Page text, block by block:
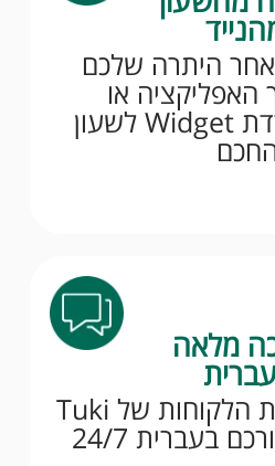
אחר היתרה שלכם
האפליקציה או
באמצעות הורדת Widget לשעון
מלאה
נתקעתם? שירות הלקוחות של Tuki